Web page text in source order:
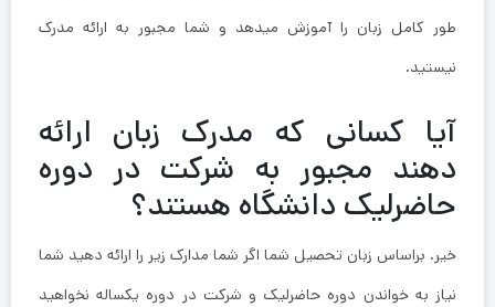
طور کامل زبان را آموزش میدهد و شما مجبور به ارائه مدرک
نیستید.
آیا کسانی که مدرک زبان ارائه
دهند مجبور به شرکت در دوره
حاضرلیک دانشگاه هستند؟
خیر. براساس زبان تحصیل شما اگر شما مدارک زیر را ارائه دهید شما
نیاز به خواندن دوره حاضرلیک و شرکت در دوره یکساله نخواهید